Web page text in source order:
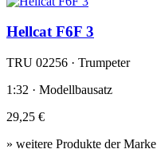
Hellcat F6F 3
TRU 02256 · Trumpeter
1:32 · Modellbausatz
29,25 €
» weitere Produkte der Marke